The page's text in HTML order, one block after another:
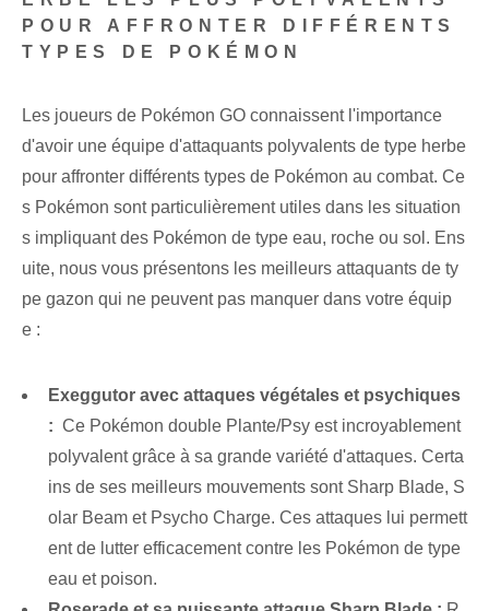
POUR AFFRONTER DIFFÉRENTS
TYPES DE POKÉMON
Les joueurs de Pokémon GO connaissent l'importance
d'avoir une équipe d'attaquants polyvalents de type herbe
pour affronter différents types de Pokémon au combat. Ce
s Pokémon sont particulièrement utiles dans les situation
s impliquant des Pokémon de type eau, roche ou sol. Ens
uite, nous vous présentons les meilleurs attaquants de ty
pe gazon qui ne peuvent pas manquer dans votre équip
e :
Exeggutor avec attaques végétales et psychiques
: ⁤ Ce Pokémon double⁢ Plante/Psy est incroyablement
polyvalent grâce à sa grande variété d'attaques. Certa
ins de ses meilleurs mouvements sont Sharp Blade, S
olar Beam et Psycho Charge. Ces attaques lui permett
ent de lutter efficacement contre les Pokémon de type
eau et poison.